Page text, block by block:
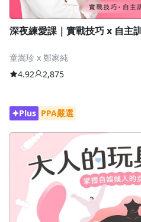
深夜練愛課｜實戰技巧 x 自主
童嵩珍 x 鄭家純
4.92
2,875
Plus PPA嚴選
沒有待播
去逛